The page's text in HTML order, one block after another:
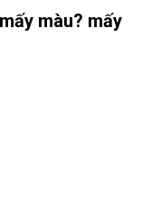
màu? mấy